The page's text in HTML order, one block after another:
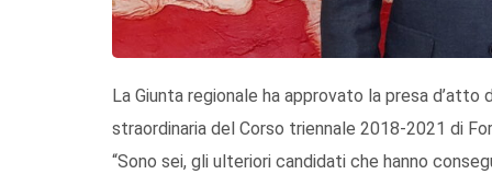
La Giunta regionale ha approvato la presa
straordinaria del Corso triennale 2018-2021 di
“Sono sei, gli ulteriori candidati che hanno